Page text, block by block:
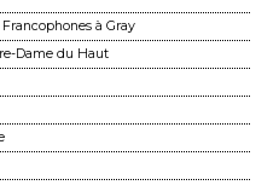
à Gray
Dame du Haut